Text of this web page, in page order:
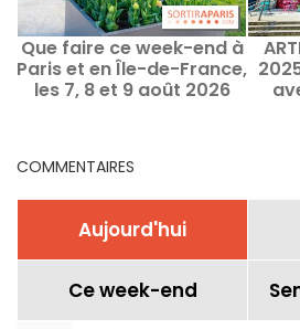
Que faire ce week-end à
Paris et en Île-de-France,
les 7, 8 et 9 août 2026
COMMENTAIRES
Aujourd'hui
Ce week-end